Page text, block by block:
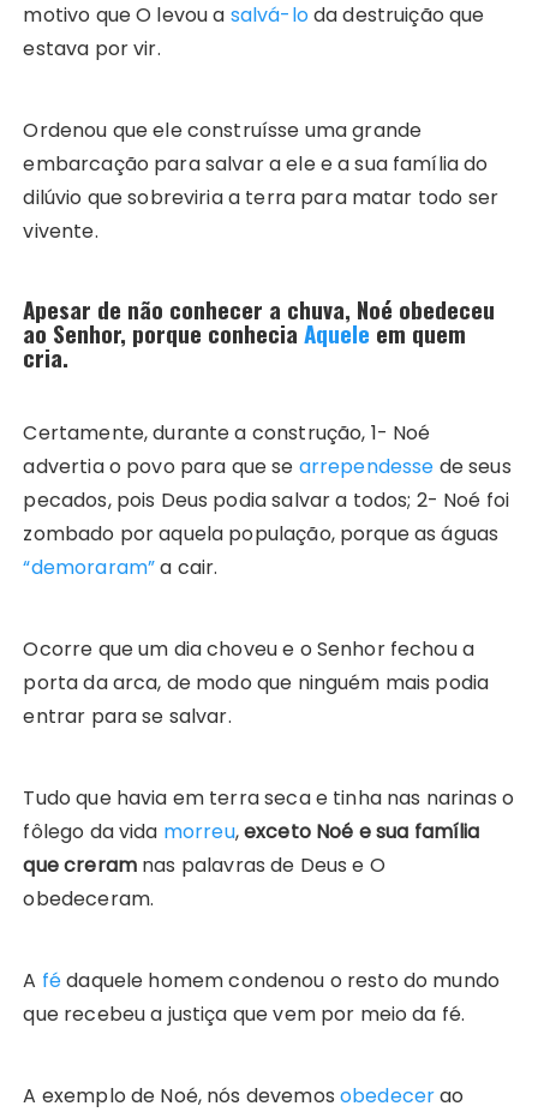
motivo que O levou a salvá-loda destruição que
estava por vir.
Ordenou que ele construísse uma grande
embarcação para salvar a ele e a sua família do
dilúvio que sobreviria a terra para matar todo ser
vivente.
Apesar de não conhecer a chuva, Noé obedeceu
ao Senhor, porque conheciaAquele em quem
cria.
Certamente, durante a construção, 1- Noé
advertia o povo para que se arrependesse de seus
pecados, pois Deus podia salvar a todos; 2- Noé foi
zombado por aquela população, porque as águas
“demoraram”a cair.
Ocorre que um dia choveu e o Senhor fechou a
porta da arca, de modo que ninguém mais podia
entrar para se salvar.
Tudo que havia em terra seca e tinha nas narinas o
fôlego da vida morreu,exceto Noé e sua família
que creram nas palavras de Deus e O
obedeceram.
A fédaquele homem condenou o resto do mundo
que recebeu a justiça que vem por meio da fé.
A exemplo de Noé, nós devemos obedecerao